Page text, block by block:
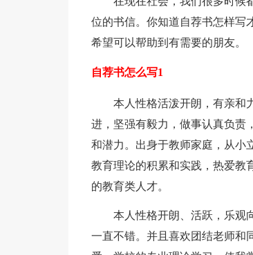
位的书信。你知道自荐书怎样写
希望可以帮助到有需要的朋友。
自荐书怎么写1
本人性格活泼开朗，有亲和
进，坚强有毅力，做事认真负责
和潜力。出身于教师家庭，从小
教育理论的积累和实践，热爱教
的教育类人才。
本人性格开朗、活跃，乐观
一直不错。并且喜欢团结老师和